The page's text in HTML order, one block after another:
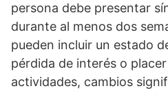
persona debe presentar
durante al menos dos
pueden incluir un estado
pérdida de interés o
actividades, cambios